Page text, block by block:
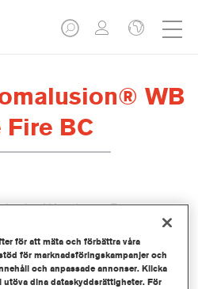
WB
Fire BC
Waterborne Basecoat-
för att mäta och förbättra våra
för marknadsföringskampanjer och
och anpassade annonser. Klicka
dina dataskyddsrättigheter. För